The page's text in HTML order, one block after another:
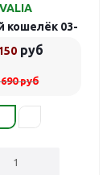
VALIA
кошелёк 03-
10910/1
руб
руб